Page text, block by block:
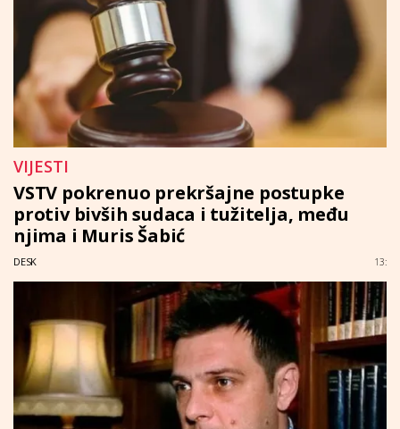
VIJESTI
VSTV pokrenuo prekršajne postupke
protiv bivših sudaca i tužitelja, među
njima i Muris Šabić
DESK 13: